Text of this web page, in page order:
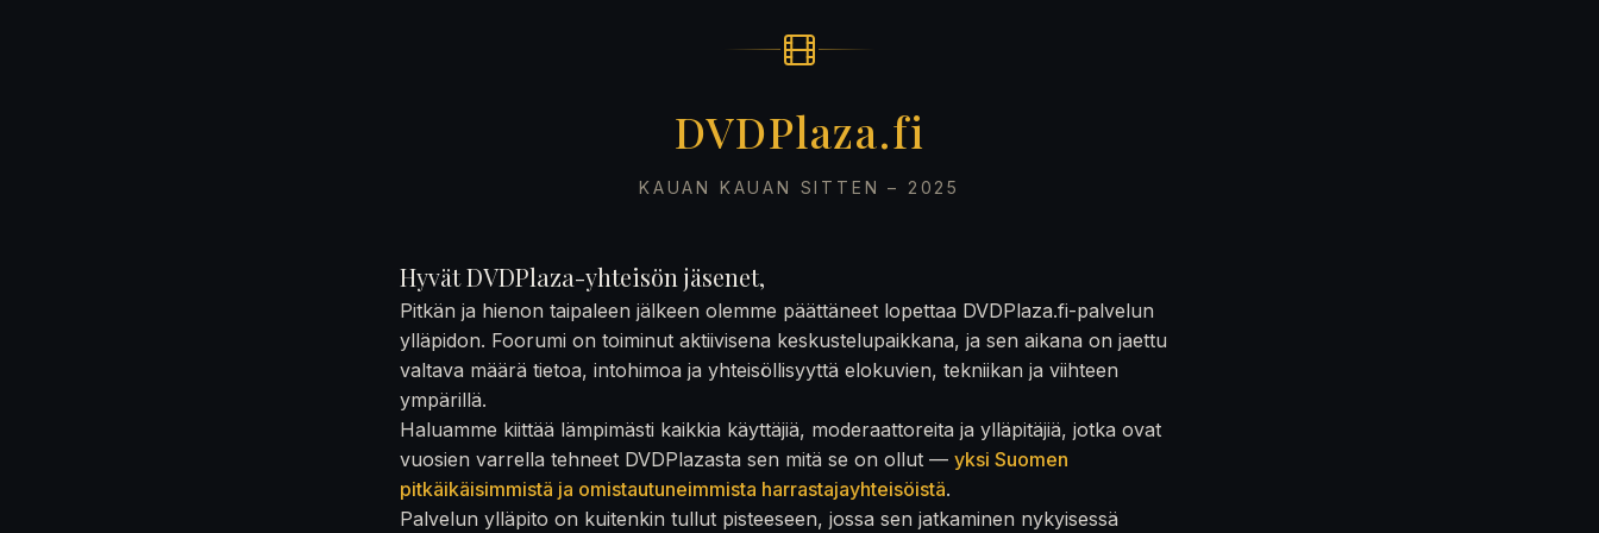
DVDPlaza.fi
KAUAN KAUAN SITTEN – 2025
Hyvät DVDPlaza-yhteisön jäsenet,
Pitkän ja hienon taipaleen jälkeen olemme päättäneet lopettaa DVDPlaza.fi-palvelun
ylläpidon. Foorumi on toiminut aktiivisena keskustelupaikkana, ja sen aikana on jaettu
valtava määrä tietoa, intohimoa ja yhteisöllisyyttä elokuvien, tekniikan ja viihteen
ympärillä.
Haluamme kiittää lämpimästi kaikkia käyttäjiä, moderaattoreita ja ylläpitäjiä, jotka ovat
vuosien varrella tehneet DVDPlazasta sen mitä se on ollut — yksi Suomen
pitkäikäisimmistä ja omistautuneimmista harrastajayhteisöistä.
Palvelun ylläpito on kuitenkin tullut pisteeseen, jossa sen jatkaminen nykyisessä